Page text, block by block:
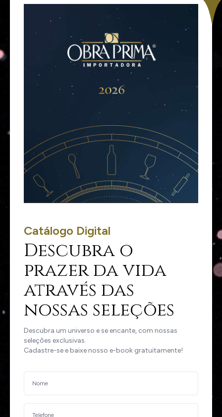
Catálogo Digital
Descubra o
prazer da vida
através das
nossas seleções
Descubra um universo e se encante, com nossas
seleções exclusivas.
Cadastre-se e baixe nosso e-book gratuitamente!